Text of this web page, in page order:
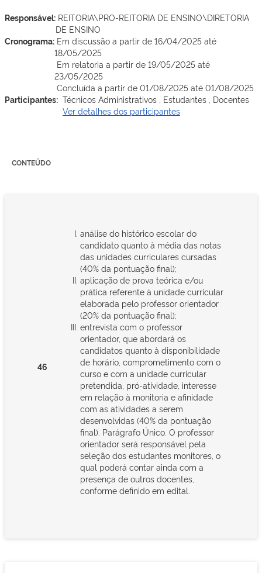
Responsável: REITORIA\PRO-REITORIA DE ENSINO\DIRETORIA
DE ENSINO
Cronograma: Em discussão a partir de 16/04/2025 até
18/05/2025
Em relatoria a partir de 19/05/2025 até
23/05/2025
Concluída a partir de 01/08/2025 até 01/08/2025
Participantes: Técnicos Administrativos , Estudantes , Docentes
Ver detalhes dos participantes
CONTEÚDO
46
análise do histórico escolar do
candidato quanto à média das notas
das unidades curriculares cursadas
(40% da pontuação final);
aplicação de prova teórica e/ou
prática referente à unidade curricular
elaborada pelo professor orientador
(20% da pontuação final);
entrevista com o professor
orientador, que abordará os
candidatos quanto à disponibilidade
de horário, comprometimento com o
curso e com a unidade curricular
pretendida, pró-atividade, interesse
em relação à monitoria e afinidade
com as atividades a serem
desenvolvidas (40% da pontuação
final). Parágrafo Único. O professor
orientador será responsável pela
seleção dos estudantes monitores, o
qual poderá contar ainda com a
presença de outros docentes,
conforme definido em edital.